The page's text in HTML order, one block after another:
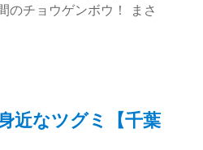
のチョウゲンボウ！ まさ
ウのホバリングに目を奪われる
近なツグミ【千葉